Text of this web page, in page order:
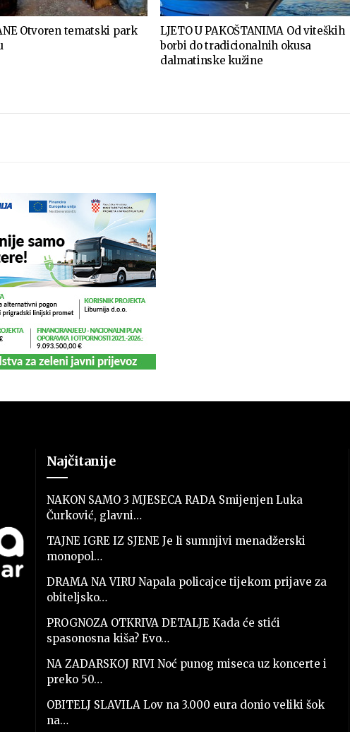
Otvoren tematski park
LJETO U PAKOŠTANIMA Od viteških
borbi do tradicionalnih okusa
dalmatinske kužine
Najčitanije
NAKON SAMO 3 MJESECA RADA Smijenjen Luka
Čurković, glavni…
TAJNE IGRE IZ SJENE Je li sumnjivi menadžerski
monopol…
DRAMA NA VIRU Napala policajce tijekom prijave za
obiteljsko…
PROGNOZA OTKRIVA DETALJE Kada će stići
spasonosna kiša? Evo…
NA ZADARSKOJ RIVI Noć punog miseca uz koncerte i
preko 50…
OBITELJ SLAVILA Lov na 3.000 eura donio veliki šok
na…